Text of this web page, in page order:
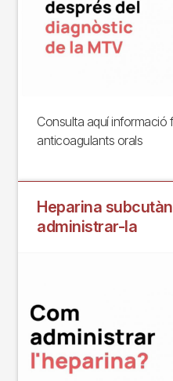
Consulta aquí informació
anticoagulants orals
Heparina
administrar-la